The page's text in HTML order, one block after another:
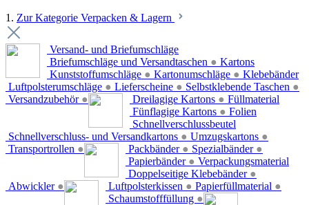
1. Zur Kategorie Verpacken & Lagern
Versand- und Briefumschläge
Briefumschläge und Versandtaschen ●
Kunststoffumschläge ● Kartonumschläge ●
Luftpolsterumschläge ● Lieferscheine ● Selbstklebende Taschen ●
Versandzubehör ●
Kartons
Dreilagige Kartons ●
Fünflagige Kartons ●
Schnellverschluss- und Versandkartons ● Umzugskartons ●
Transportrollen ●
Klebebänder
Packbänder ● Spezialbänder ●
Papierbänder ●
Doppelseitige Klebebänder ●
Abwickler ●
Füllmaterial
Luftpolsterkissen ● Papierfüllmaterial ●
Schaumstofffüllung ●
Folien
Schnellverschlussbeutel
Verpackungsmaterial